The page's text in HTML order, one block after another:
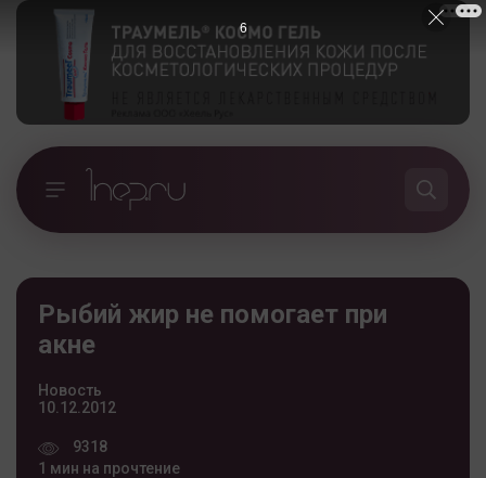
Рыбий жир не помогает при
акне
Новость
10.12.2012
9318
1 мин на прочтение
5